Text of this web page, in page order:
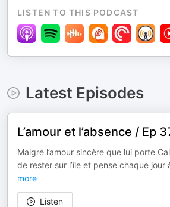
LISTEN TO THIS PODCAST
Latest Episodes
L’amour et l’absence / Ep
Malgré l’amour sincère que lui porte
de rester sur l’île et pense chaque jour
more
Listen